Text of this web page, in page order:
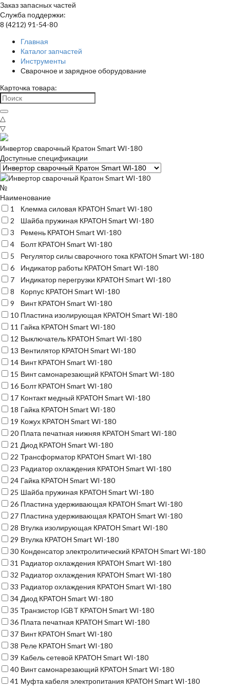
Заказ запасных частей
Служба поддержки:
8 (4212) 91-54-80
Главная
Каталог запчастей
Инструменты
Сварочное и зарядное оборудование
Карточка товара:
△
▽
Инвертор сварочный Кратон Smart WI-180
Доступные спецификации
№
Наименование
1
Клемма силовая КРАТОН Smart WI-180
2
Шайба пружиная КРАТОН Smart WI-180
3
Ремень КРАТОН Smart WI-180
4
Болт КРАТОН Smart WI-180
5
Регулятор силы сварочного тока КРАТОН Smart WI-180
6
Индикатор работы КРАТОН Smart WI-180
7
Индикатор перегрузки КРАТОН Smart WI-180
8
Корпус КРАТОН Smart WI-180
9
Винт КРАТОН Smart WI-180
10 Пластина изолирующая КРАТОН Smart WI-180
11 Гайка КРАТОН Smart WI-180
12 Выключатель КРАТОН Smart WI-180
13 Вентилятор КРАТОН Smart WI-180
14 Винт КРАТОН Smart WI-180
15 Винт самонарезающий КРАТОН Smart WI-180
16 Болт КРАТОН Smart WI-180
17 Контакт медный КРАТОН Smart WI-180
18 Гайка КРАТОН Smart WI-180
19 Кожух КРАТОН Smart WI-180
20 Плата печатная нижняя КРАТОН Smart WI-180
21 Диод КРАТОН Smart WI-180
22 Трансформатор КРАТОН Smart WI-180
23 Радиатор охлаждения КРАТОН Smart WI-180
24 Гайка КРАТОН Smart WI-180
25 Шайба пружиная КРАТОН Smart WI-180
26 Пластина удерживающая КРАТОН Smart WI-180
27 Пластина удерживающая КРАТОН Smart WI-180
28 Втулка изолирующая КРАТОН Smart WI-180
29 Втулка КРАТОН Smart WI-180
30 Конденсатор электролитический КРАТОН Smart WI-180
31 Радиатор охлаждения КРАТОН Smart WI-180
32 Радиатор охлаждения КРАТОН Smart WI-180
33 Радиатор охлаждения КРАТОН Smart WI-180
34 Диод КРАТОН Smart WI-180
35 Транзистор IGBT КРАТОН Smart WI-180
36 Плата печатная КРАТОН Smart WI-180
37 Винт КРАТОН Smart WI-180
38 Реле КРАТОН Smart WI-180
39 Кабель сетевой КРАТОН Smart WI-180
40 Винт самонарезающий КРАТОН Smart WI-180
41 Муфта кабеля электропитания КРАТОН Smart WI-180